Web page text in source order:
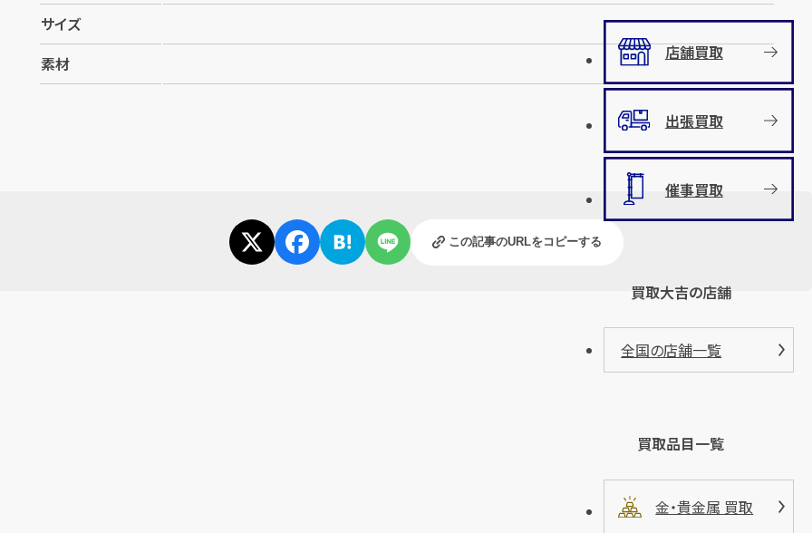
サイズ
素材
この記事のURLをコピーする
店舗買取
出張買取
催事買取
買取大吉の店舗
全国の店舗一覧
買取品目一覧
金・貴金属 買取